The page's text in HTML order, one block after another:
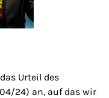
Urteil des
24) an, auf das wir